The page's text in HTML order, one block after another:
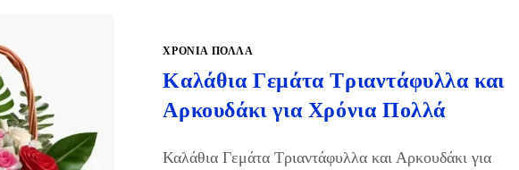
ΧΡΌΝΙΑ ΠΟΛΛΆ
Καλάθια Γεμάτα Τριαντάφυλλα και
Αρκουδάκι για Χρόνια Πολλά
Καλάθια Γεμάτα Τριαντάφυλλα και Αρκουδάκι για